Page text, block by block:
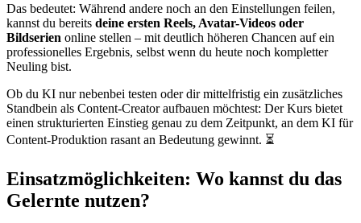
Das bedeutet: Während andere noch an den Einstellungen feilen,
kannst du bereits deine ersten Reels, Avatar-Videos oder
Bildserien online stellen – mit deutlich höheren Chancen auf ein
professionelles Ergebnis, selbst wenn du heute noch kompletter
Neuling bist.
Ob du KI nur nebenbei testen oder dir mittelfristig ein zusätzliches
Standbein als Content-Creator aufbauen möchtest: Der Kurs bietet
einen strukturierten Einstieg genau zu dem Zeitpunkt, an dem KI für
Content-Produktion rasant an Bedeutung gewinnt. ⏳
Einsatzmöglichkeiten: Wo kannst du das
Gelernte nutzen?